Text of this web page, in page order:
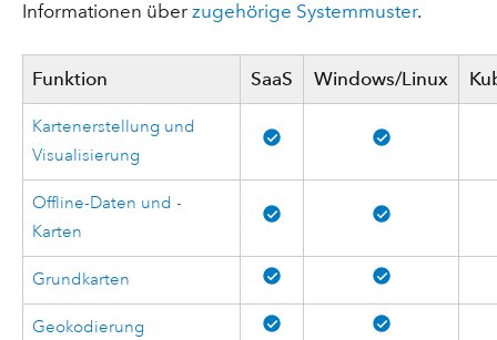
Informationen über zugehörige Systemmuster.
Funktion SaaS Windows/Linux
Kartenerstellung und
Visualisierung
Offline-Daten und -
Karten
Grundkarten
Geokodierung